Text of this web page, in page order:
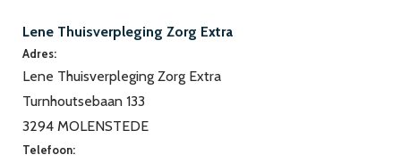
Lene Thuisverpleging Zorg Extra
Adres:
Lene Thuisverpleging Zorg Extra
Turnhoutsebaan 133
3294 MOLENSTEDE
Telefoon: